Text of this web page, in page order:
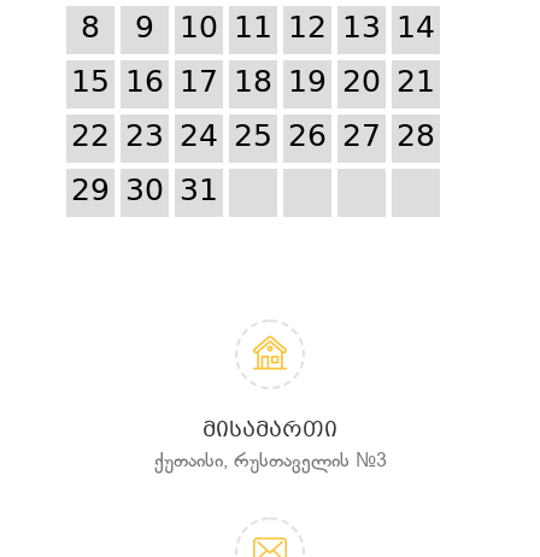
8
9 10 11 12 13 14
15 16 17 18 19 20 21
22 23 24 25 26 27 28
29 30 31
ᲛᲘᲡᲐᲛᲐᲠᲗᲘ
ქუთაისი, რუსთაველის №3